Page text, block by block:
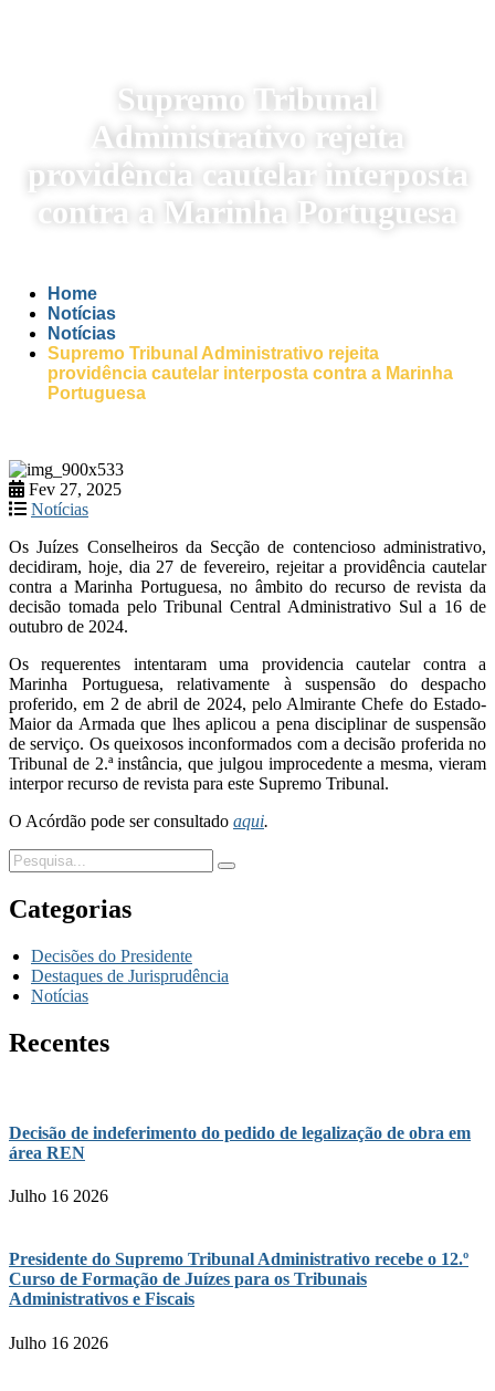
Supremo Tribunal
Administrativo rejeita
providência cautelar interposta
contra a Marinha Portuguesa
Home
Notícias
Notícias
Supremo Tribunal Administrativo rejeita
providência cautelar interposta contra a Marinha
Portuguesa
Fev 27, 2025
Notícias
Os Juízes Conselheiros da Secção de contencioso administrativo,
decidiram, hoje, dia 27 de fevereiro, rejeitar a providência cautelar
contra a Marinha Portuguesa, no âmbito do recurso de revista da
decisão tomada pelo Tribunal Central Administrativo Sul a 16 de
outubro de 2024.
Os requerentes intentaram uma providencia cautelar contra a
Marinha Portuguesa, relativamente à suspensão do despacho
proferido, em 2 de abril de 2024, pelo Almirante Chefe do Estado-
Maior da Armada que lhes aplicou a pena disciplinar de suspensão
de serviço. Os queixosos inconformados com a decisão proferida no
Tribunal de 2.ª instância, que julgou improcedente a mesma, vieram
interpor recurso de revista para este Supremo Tribunal.
O Acórdão pode ser consultado aqui.
Categorias
Decisões do Presidente
Destaques de Jurisprudência
Notícias
Recentes
Decisão de indeferimento do pedido de legalização de obra em
área REN
Julho 16 2026
Presidente do Supremo Tribunal Administrativo recebe o 12.º
Curso de Formação de Juízes para os Tribunais
Administrativos e Fiscais
Julho 16 2026